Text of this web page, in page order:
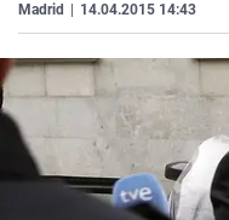
Madrid 14.04.2015 14:43